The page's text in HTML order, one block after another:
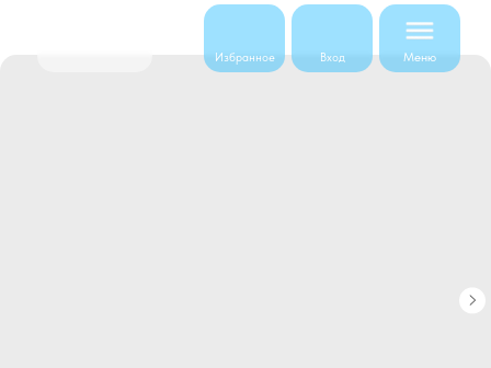
Меню
Вход
Избранное